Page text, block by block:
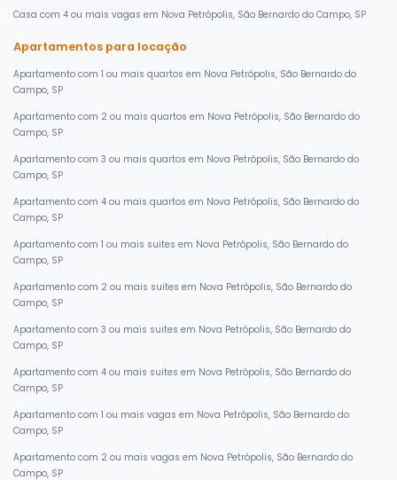
Casa com 4 ou mais vagas em Nova Petrópolis, São Bernardo do Campo, SP
Apartamentos para locação
Apartamento com 1 ou mais quartos em Nova Petrópolis, São Bernardo do
Campo, SP
Apartamento com 2 ou mais quartos em Nova Petrópolis, São Bernardo do
Campo, SP
Apartamento com 3 ou mais quartos em Nova Petrópolis, São Bernardo do
Campo, SP
Apartamento com 4 ou mais quartos em Nova Petrópolis, São Bernardo do
Campo, SP
Apartamento com 1 ou mais suites em Nova Petrópolis, São Bernardo do
Campo, SP
Apartamento com 2 ou mais suites em Nova Petrópolis, São Bernardo do
Campo, SP
Apartamento com 3 ou mais suites em Nova Petrópolis, São Bernardo do
Campo, SP
Apartamento com 4 ou mais suites em Nova Petrópolis, São Bernardo do
Campo, SP
Apartamento com 1 ou mais vagas em Nova Petrópolis, São Bernardo do
Campo, SP
Apartamento com 2 ou mais vagas em Nova Petrópolis, São Bernardo do